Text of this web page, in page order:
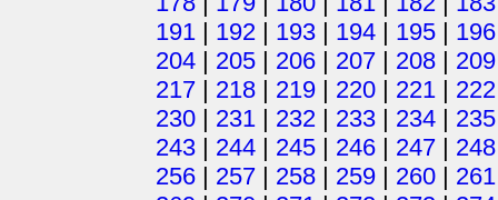
191 | 192 | 193 | 194 | 195 | 196
204 | 205 | 206 | 207 | 208 | 209
217 | 218 | 219 | 220 | 221 | 222
230 | 231 | 232 | 233 | 234 | 235
243 | 244 | 245 | 246 | 247 | 248
256 | 257 | 258 | 259 | 260 | 261